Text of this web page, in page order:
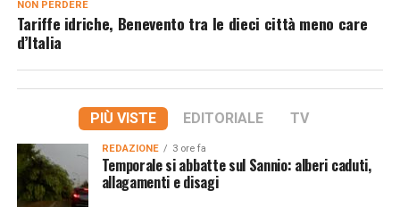
NON PERDERE
Tariffe idriche, Benevento tra le dieci città meno care
d’Italia
PIÙ VISTE EDITORIALE TV
REDAZIONE 3 ore fa
Temporale si abbatte sul Sannio: alberi caduti,
allagamenti e disagi